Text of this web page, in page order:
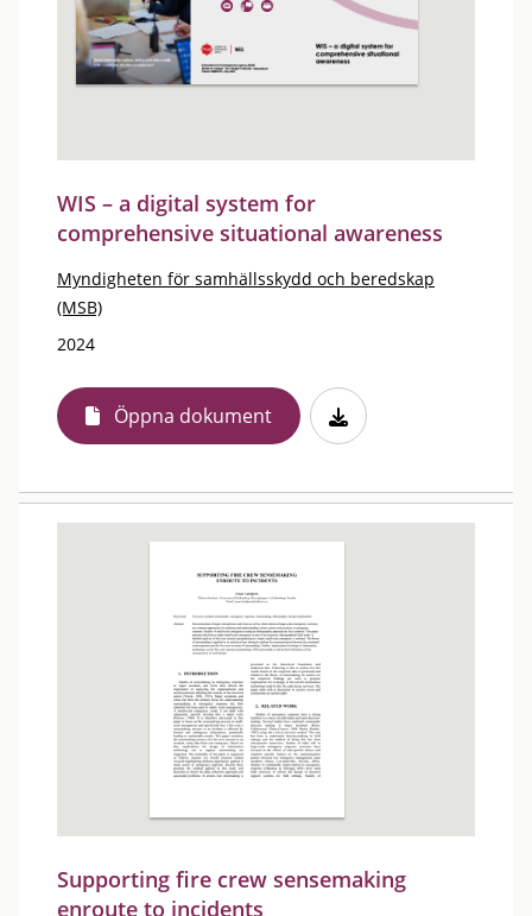
WIS – a digital system for
comprehensive situational awareness
Myndigheten för samhällsskydd och beredskap
(MSB)
2024
Öppna dokument
Supporting fire crew sensemaking
enroute to incidents